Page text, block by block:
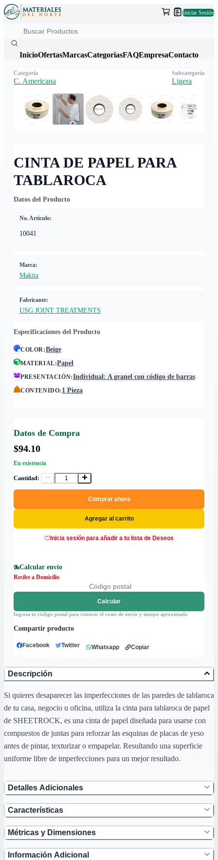
Iniciar Sesión
InicioOfertasMarcasCategoriasFAQEmpresaContacto
CINTA DE PAPEL PARA
TABLAROCA
Datos del Producto
No. Artículo:
10041
Marca:
Makita
Fabricante:
USG JOINT TREATMENTS
Especificaciones del Producto
COLOR:Beige
MATERIAL:Papel
PRESENTACIÓN:Individual: A granel con código de barras
CONTENIDO: 1 Pieza
Datos de Compra
$94.10
En existencia
Cantidad:
Comprar ahora
Agregar al carrito
Inicia sesión para añadir a tu lista de Deseos
Calcular envío
Recibe a Domicilio
Calcular
Ingresa tu código postal para conocer el costo de envío y tiempo aproximado
Compartir producto
Facebook Twitter Whatsapp Copiar
Categoría
C. Americana
Subcategoría
Ligera
Descripción
Si quieres desaparecer las imperfecciones de las paredes de tablaroca
de tu casa, negocio u oficina, utiliza la cinta para tablaroca de papel
de SHEETROCK, es una cinta de papel diseñada para usarse con
compuestos de juntas para reforzar las esquinas de placas de yeso
antes de pintar, texturizar o empapelar. Resultando una superficie
uniforme libre de imperfecciones para un mejor resultado.
Detalles Adicionales
Características
Métricas y Dimensiones
Información Adicional